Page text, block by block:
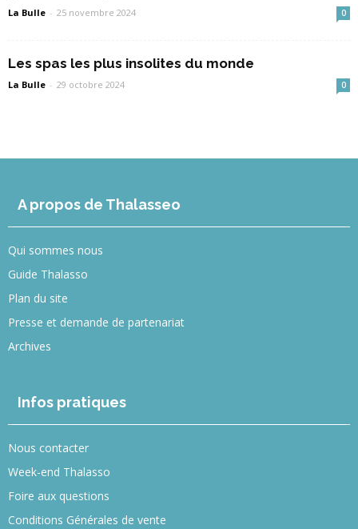
La Bulle - 25 novembre 2024 0
Les spas les plus insolites du monde
La Bulle - 29 octobre 2024 0
A propos de Thalasseo
Qui sommes nous
Guide Thalasso
Plan du site
Presse et demande de partenariat
Archives
Infos pratiques
Nous contacter
Week-end Thalasso
Foire aux questions
Conditions Générales de vente